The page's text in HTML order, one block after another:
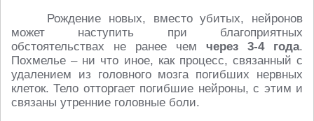
Рождение новых, вместо убитых, нейронов
может наступить при благоприятных
обстоятельствах не ранее чем через 3-4 года.
Похмелье – ни что иное, как процесс, связанный с
удалением из головного мозга погибших нервных
клеток. Тело отторгает погибшие нейроны, с этим и
связаны утренние головные боли.